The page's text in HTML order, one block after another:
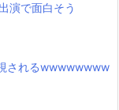
演で面白そう
されるwwwwwwww